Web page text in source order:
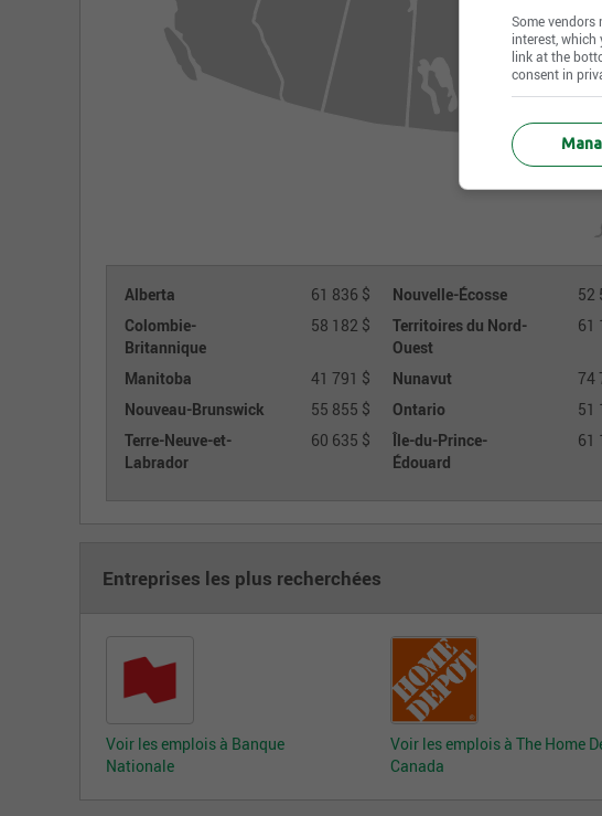
Alberta
61 836 $
Colombie-
Britannique
58 182 $
Manitoba
41 791 $
Nouveau-Brunswick
55 855 $
Terre-Neuve-et-
Labrador
60 635 $
Nouvelle-Écosse
52
Territoires du Nord-
Ouest
61
Nunavut
74
Ontario
51
Île-du-Prince-
Édouard
61
Entreprises les plus recherchées
Voir les emplois à Banque
Nationale
Voir les emplois à The Home
Canada
Some
interest,
link at the
consent in